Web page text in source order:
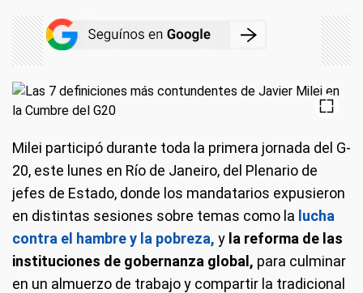
Milei participó durante toda la primera jornada del G-
20, este lunes en Río de Janeiro, del Plenario de
jefes de Estado, donde los mandatarios expusieron
en distintas sesiones sobre temas como la lucha
contra el hambre y la pobreza, y la reforma de las
instituciones de gobernanza global, para culminar
en un almuerzo de trabajo y compartir la tradicional